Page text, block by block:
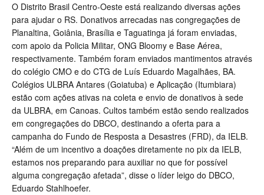
O Distrito Brasil Centro-Oeste está realizando diversas ações
para ajudar o RS. Donativos arrecadas nas congregações de
Planaltina, Goiânia, Brasília e Taguatinga já foram enviadas,
com apoio da Policia Militar, ONG Bloomy e Base Aérea,
respectivamente. Também foram enviados mantimentos através
do colégio CMO e do CTG de Luís Eduardo Magalhães, BA.
Colégios ULBRA Antares (Goiatuba) e Aplicação (Itumbiara)
estão com ações ativas na coleta e envio de donativos à sede
da ULBRA, em Canoas. Cultos também estão sendo realizados
em congregações do DBCO, destinando a oferta para a
campanha do Fundo de Resposta a Desastres (FRD), da IELB.
“Além de um incentivo a doações diretamente no pix da IELB,
estamos nos preparando para auxiliar no que for possível
alguma congregação afetada”, disse o líder leigo do DBCO,
Eduardo Stahlhoefer.